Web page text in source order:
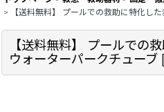
>
【送料無料】 プールでの救助に特化し
【送料無料】 プールでの
ウォーターパークチューブ [